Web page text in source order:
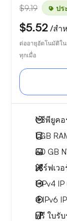
$9.19 ปร
$5.52 /สำ
ต่ออายุอัตโนมัติใ
ทุกเมื่อ
1ซีพียูคอ
1 GB
30 GB
เซิร์ฟเว
1 IPv4 IP
4 IPv6
ฟรี ใบรับ